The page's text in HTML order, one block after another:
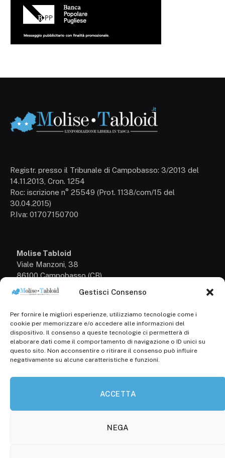
Gestisci Consenso
Per fornire le migliori esperienze, utilizziamo tecnologie come i
cookie per memorizzare e/o accedere alle informazioni del
dispositivo. Il consenso a queste tecnologie ci permetterà di
elaborare dati come il comportamento di navigazione o ID unici su
questo sito. Non acconsentire o ritirare il consenso può influire
negativamente su alcune caratteristiche e funzioni.
ACCETTA
NEGA
Registr. presso il Tribunale di Campobasso: 3/2013 del
14.11.2013, Cron. 1254
Roc: iscrizione n° 25549 (Prot. 1138/com/15 del
30.04.2015)
P.Iva: 01707150700
Molise Tabloid
Viale Manzoni, 38
86100 Campobasso (CB)
+39 3333169466
Scrivici a:
info@molisetabloid.it
commerciale@molisetabloid.it
Disclaimer